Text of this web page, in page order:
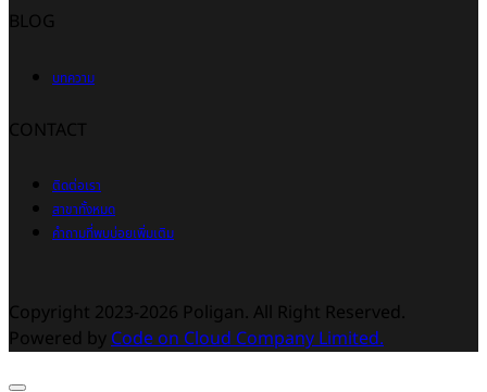
BLOG
บทความ
CONTACT
ติดต่อเรา
สาขาทั้งหมด
คำถามที่พบบ่อยเพิ่มเติม
Copyright 2023-2026 Poligan. All Right Reserved.
Powered by Code on Cloud Company Limited.